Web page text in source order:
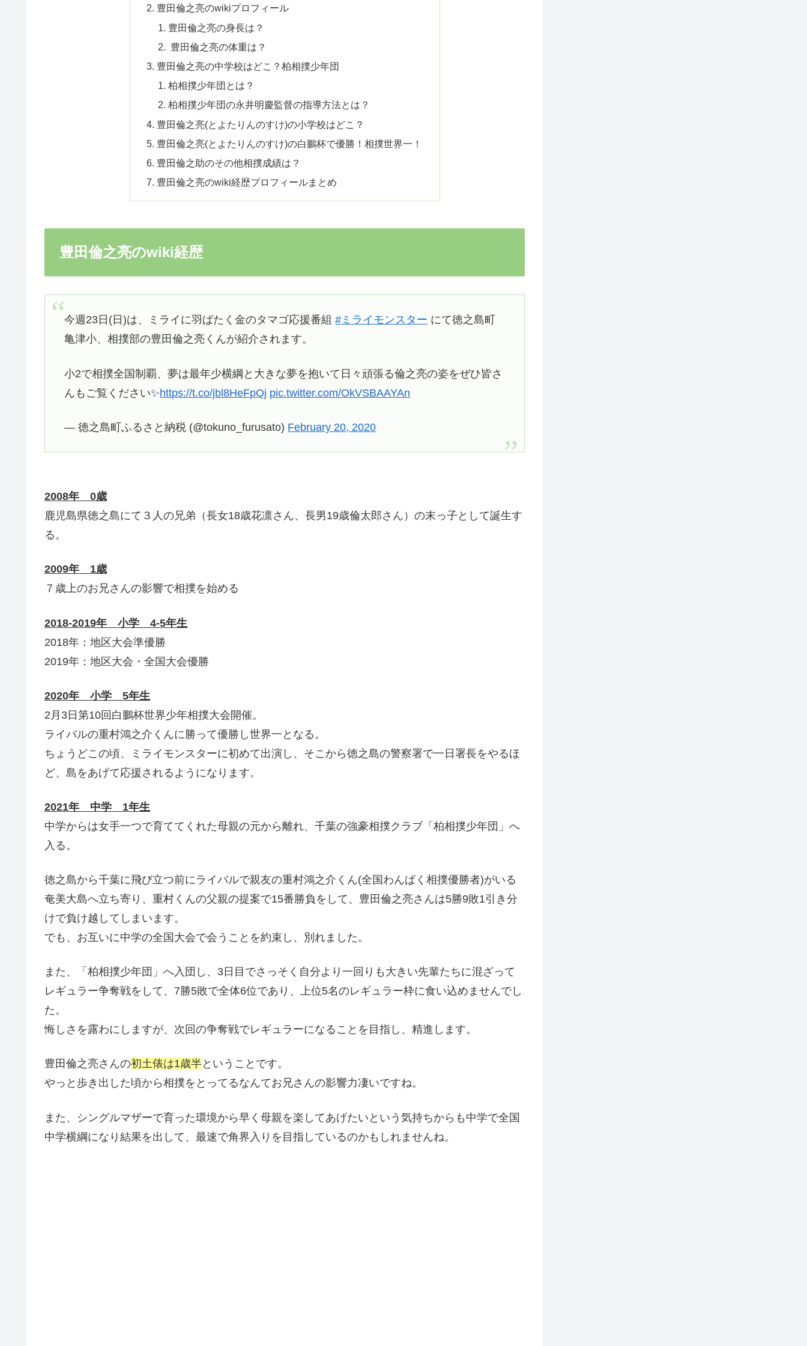
豊田倫之亮のwikiプロフィール
豊田倫之亮の身長は？
豊田倫之亮の体重は？
豊田倫之亮の中学校はどこ？柏相撲少年団
柏相撲少年団とは？
柏相撲少年団の永井明慶監督の指導方法とは？
豊田倫之亮(とよたりんのすけ)の小学校はどこ？
豊田倫之亮(とよたりんのすけ)の白鵬杯で優勝！相撲世界一！
豊田倫之助のその他相撲成績は？
豊田倫之亮のwiki経歴プロフィールまとめ
豊田倫之亮のwiki経歴
今週23日(日)は、ミライに羽ばたく金のタマゴ応援番組#ミライモンスター にて徳之島町
亀津小、相撲部の豊田倫之亮くんが紹介されます。
小2で相撲全国制覇、夢は最年少横綱と大きな夢を抱いて日々頑張る倫之亮の姿をぜひ皆さ
んもご覧ください✨https://t.co/jbl8HeFpQj pic.twitter.com/OkVSBAAYAn
— 徳之島町ふるさと納税 (@tokuno_furusato) February 20, 2020
2008年 0歳
鹿児島県徳之島にて３人の兄弟（長女18歳花凛さん、長男19歳倫太郎さん）の末っ子として誕生す
る。
2009年 1歳
７歳上のお兄さんの影響で相撲を始める
2018-2019年 小学 4-5年生
2018年：地区大会準優勝
2019年：地区大会・全国大会優勝
2020年 小学 5年生
2月3日第10回白鵬杯世界少年相撲大会開催。
ライバルの重村鴻之介くんに勝って優勝し世界一となる。
ちょうどこの頃、ミライモンスターに初めて出演し、そこから徳之島の警察署で一日署長をやるほ
ど、島をあげて応援されるようになります。
2021年 中学 1年生
中学からは女手一つで育ててくれた母親の元から離れ、千葉の強豪相撲クラブ「柏相撲少年団」へ
入る。
徳之島から千葉に飛び立つ前にライバルで親友の重村鴻之介くん(全国わんぱく相撲優勝者)がいる
奄美大島へ立ち寄り、重村くんの父親の提案で15番勝負をして、豊田倫之亮さんは5勝9敗1引き分
けで負け越してしまいます。
でも、お互いに中学の全国大会で会うことを約束し、別れました。
また、「柏相撲少年団」へ入団し、3日目でさっそく自分より一回りも大きい先輩たちに混ざって
レギュラー争奪戦をして、7勝5敗で全体6位であり、上位5名のレギュラー枠に食い込めませんでし
た。
悔しさを露わにしますが、次回の争奪戦でレギュラーになることを目指し、精進します。
豊田倫之亮さんの初土俵は1歳半ということです。
やっと歩き出した頃から相撲をとってるなんてお兄さんの影響力凄いですね。
また、シングルマザーで育った環境から早く母親を楽してあげたいという気持ちからも中学で全国
中学横綱になり結果を出して、最速で角界入りを目指しているのかもしれませんね。